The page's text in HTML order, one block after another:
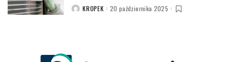
POSTEDKROPEK 20 października 2025